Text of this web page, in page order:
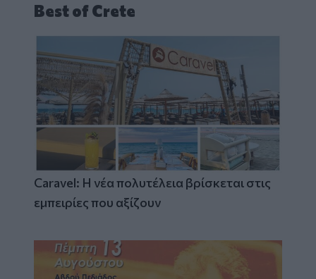
Best of Crete
Caravel: Η νέα πολυτέλεια βρίσκεται στις
εμπειρίες που αξίζουν